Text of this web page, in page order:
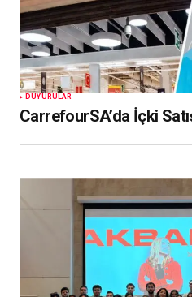
DUYURULAR
CarrefourSA’da İçki